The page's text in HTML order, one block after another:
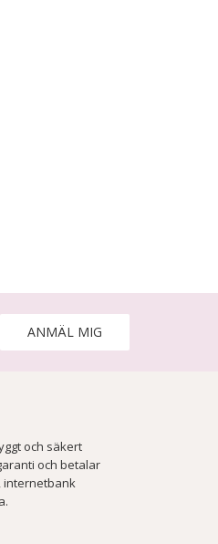
ANMÄL MIG
och säkert
och betalar
internetbank